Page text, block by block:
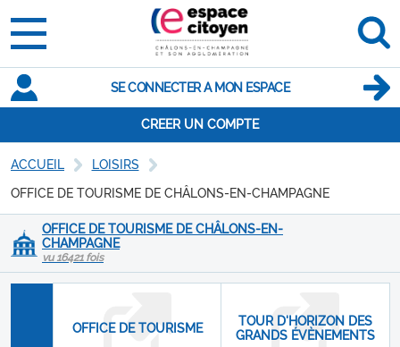
SE CONNECTER A MON ESPACE
CREER UN COMPTE
ACCUEIL
LOISIRS
OFFICE DE TOURISME DE CHÂLONS-EN-CHAMPAGNE
OFFICE DE TOURISME DE CHÂLONS-EN-
CHAMPAGNE
vu 16421 fois
OFFICE DE TOURISME
TOUR D'HORIZON DES
GRANDS ÉVÈNEMENTS